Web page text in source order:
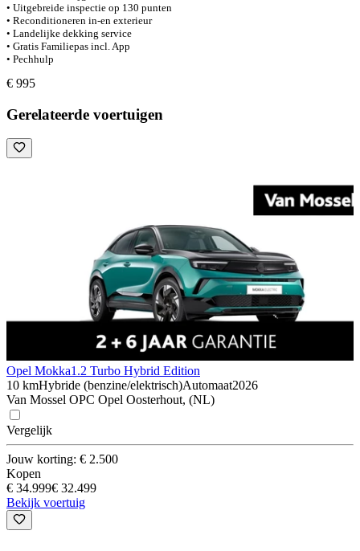
• Uitgebreide inspectie op 130 punten
• Reconditioneren in-en exterieur
• Landelijke dekking service
• Gratis Familiepas incl. App
• Pechhulp
€ 995
Gerelateerde voertuigen
Opel Mokka1.2 Turbo Hybrid Edition
10 kmHybride (benzine/elektrisch)Automaat2026
Van Mossel OPC Opel Oosterhout, (NL)
Vergelijk
Jouw korting: € 2.500
Kopen
€ 34.999€ 32.499
Bekijk voertuig